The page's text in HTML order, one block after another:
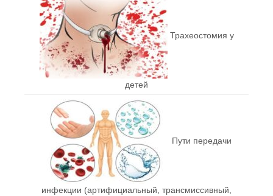
Трахеостомия у
детей
Пути передачи
инфекции (артифициальный, трансмиссивный,